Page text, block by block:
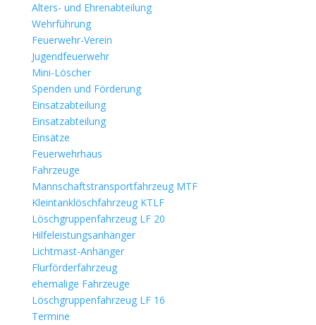
Alters- und Ehrenabteilung
Wehrführung
Feuerwehr-Verein
Jugendfeuerwehr
Mini-Löscher
Spenden und Förderung
Einsatzabteilung
Einsatzabteilung
Einsätze
Feuerwehrhaus
Fahrzeuge
Mannschaftstransportfahrzeug MTF
Kleintanklöschfahrzeug KTLF
Löschgruppenfahrzeug LF 20
Hilfeleistungsanhänger
Lichtmast-Anhänger
Flurförderfahrzeug
ehemalige Fahrzeuge
Löschgruppenfahrzeug LF 16
Termine